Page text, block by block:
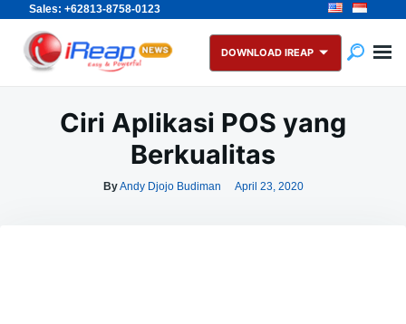
Sales: +62813-8758-0123
Skip
content
Search
for:
DOWNLOAD IREAP
Ciri Aplikasi POS yang
Berkualitas
ByAndy Djojo Budiman April 23, 2020